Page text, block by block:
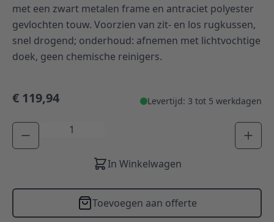
met een zwart metalen frame en antraciet polyester
gevlochten touw. Voorzien van zit- en los rugkussen,
snel drogend; onderhoud: afnemen met lichtvochtige
doek, geen chemische reinigers.
€ 119,94 Levertijd: 3 tot 5 werkdagen
Aantal
In Winkelwagen
Toevoegen aan offerte